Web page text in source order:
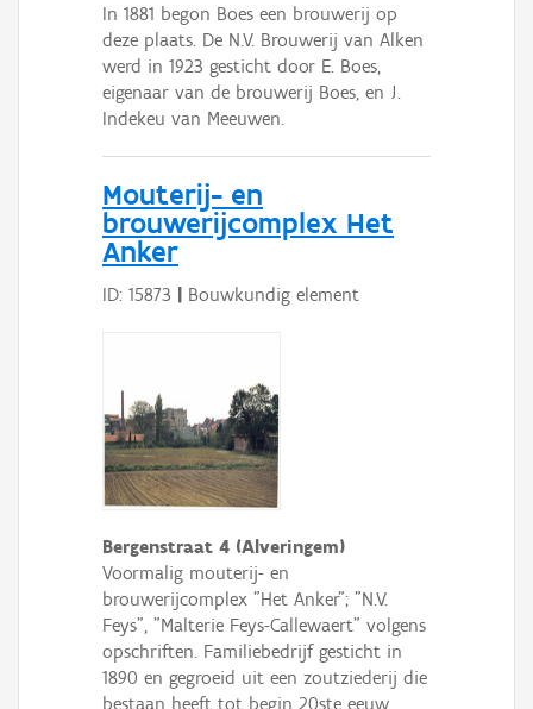
In 1881 begon Boes een brouwerij op
deze plaats. De N.V. Brouwerij van Alken
werd in 1923 gesticht door E. Boes,
eigenaar van de brouwerij Boes, en J.
Indekeu van Meeuwen.
Mouterij- en
brouwerijcomplex Het
Anker
ID: 15873 | Bouwkundig element
Bergenstraat 4 (Alveringem)
Voormalig mouterij- en
brouwerijcomplex "Het Anker"; "N.V.
Feys", "Malterie Feys-Callewaert" volgens
opschriften. Familiebedrijf gesticht in
1890 en gegroeid uit een zoutziederij die
bestaan heeft tot begin 20ste eeuw.